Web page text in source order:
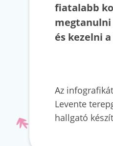
fiatalabb
és kezelni
Az
Levente
hallgató